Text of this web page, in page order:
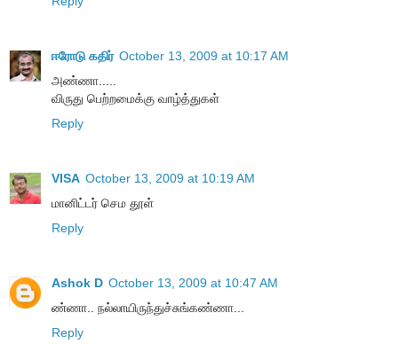
ஈரோடு கதிர் October 13, 2009 at 10:17 AM
அண்ணா.....
விருது பெற்றமைக்கு வாழ்த்துகள்
Reply
VISA October 13, 2009 at 10:19 AM
மானிட்டர் செம தூள்
Reply
Ashok D October 13, 2009 at 10:47 AM
ண்ணா.. நல்லாயிருந்துச்சுங்கண்ணா...
Reply